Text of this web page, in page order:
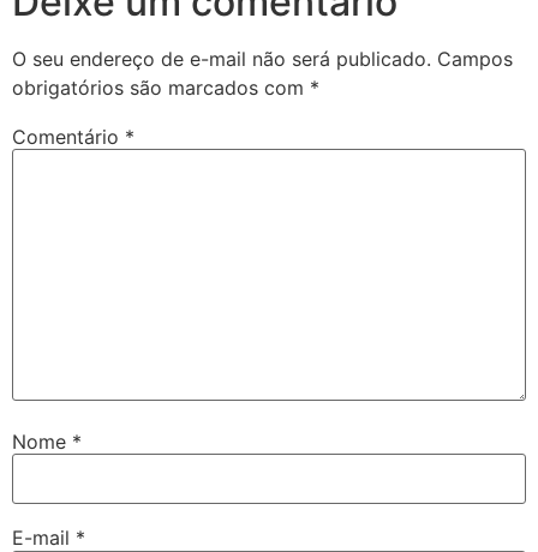
O seu endereço de e-mail não será publicado. Campos
obrigatórios são marcados com *
Comentário *
Nome *
E-mail *